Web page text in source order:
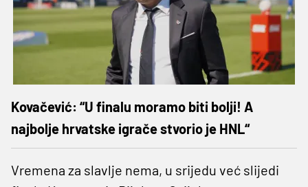
Kovačević: “U finalu moramo biti bolji! A
najbolje hrvatske igrače stvorio je HNL“
Vremena za slavlje nema, u srijedu već slijedi